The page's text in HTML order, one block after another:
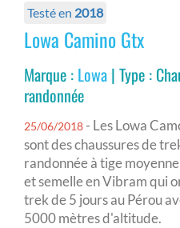
Testé en 2018
Lowa Camino Gtx
Marque : Lowa | Type :
randonnée
25/06/2018 - Les Lowa
sont des chaussures de
randonnée à tige
et semelle en Vibram qui
trek de 5 jours au Pérou
5000 mètres d'altitude.